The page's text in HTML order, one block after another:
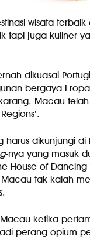
wisata
tapi juga kuliner
dikuasai
bergaya
Macau
harus dikunjungi
-nya yang masuk
House of
tak kalah
ketika
perang opium